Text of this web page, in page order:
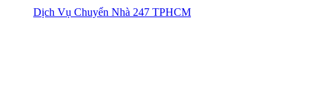
Dịch Vụ Chuyển Nhà 247 TPHCM